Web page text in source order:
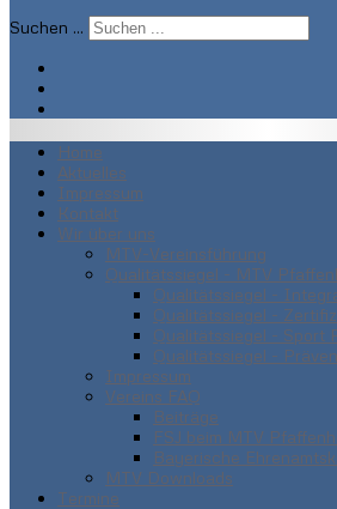
Suchen ...
Home
Aktuelles
Impressum
Kontakt
Wir über uns
MTV-Vereinsführung
Qualitätssiegel - MTV
Qualitätssiegel -
Qualitätssiegel -
Qualitätssiegel - Sport
Qualitätssiegel -
Impressum
Vereins FAQ
Beiträge
FSJ beim MTV
Bayerische
MTV Downloads
Termine